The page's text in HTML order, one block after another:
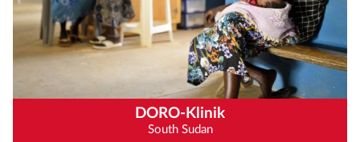
DORO-Klinik
South Sudan